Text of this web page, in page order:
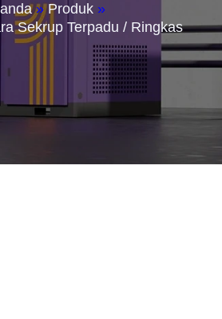
» Produk »
Sekrup Terpadu / Ringkas